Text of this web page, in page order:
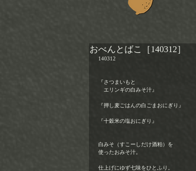
おべんとばこ［140312］
140312
『さつまいもと
エリンギの白みそ汁』
『押し麦ごはんの白ごまおにぎり』
『十穀米の塩おにぎり』
白みそ（すこーしだけ酒粕）を
使ったおみそ汁。
仕上げにゆず七味をひとふり。